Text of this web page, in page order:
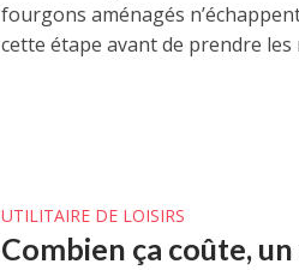
fourgons aménagés
cette étape avant de prendre
UTILITAIRE DE LOISIRS
Combien ça coûte,